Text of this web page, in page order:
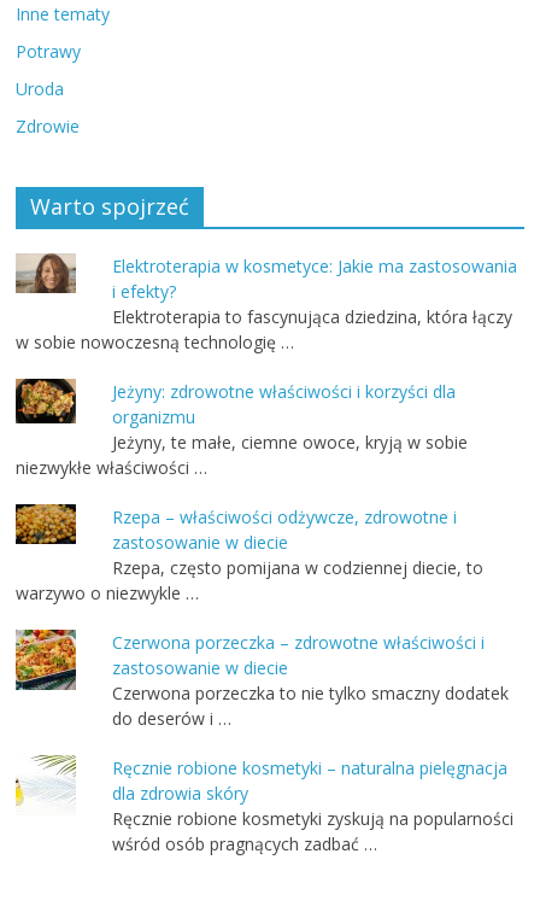
Inne tematy
Potrawy
Uroda
Zdrowie
Warto spojrzeć
Elektroterapia w kosmetyce: Jakie ma zastosowania
i efekty?
Elektroterapia to fascynująca dziedzina, która łączy
w sobie nowoczesną technologię …
Jeżyny: zdrowotne właściwości i korzyści dla
organizmu
Jeżyny, te małe, ciemne owoce, kryją w sobie
niezwykłe właściwości …
Rzepa – właściwości odżywcze, zdrowotne i
zastosowanie w diecie
Rzepa, często pomijana w codziennej diecie, to
warzywo o niezwykle …
Czerwona porzeczka – zdrowotne właściwości i
zastosowanie w diecie
Czerwona porzeczka to nie tylko smaczny dodatek
do deserów i …
Ręcznie robione kosmetyki – naturalna pielęgnacja
dla zdrowia skóry
Ręcznie robione kosmetyki zyskują na popularności
wśród osób pragnących zadbać …